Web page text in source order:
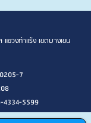
วงท่าแร้ง เขตบางเขน
7
4334-5599